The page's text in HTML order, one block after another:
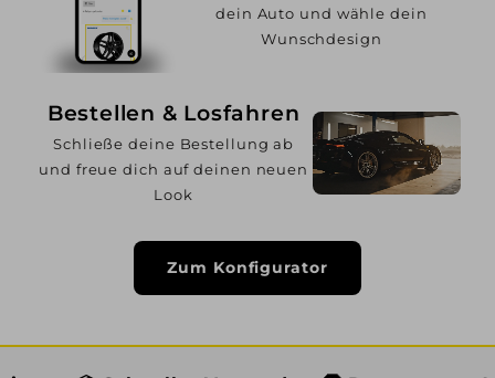
dein Auto und wähle dein
Wunschdesign
Bestellen & Losfahren
Schließe deine Bestellung ab
und freue dich auf deinen neuen
Look
Zum Konfigurator